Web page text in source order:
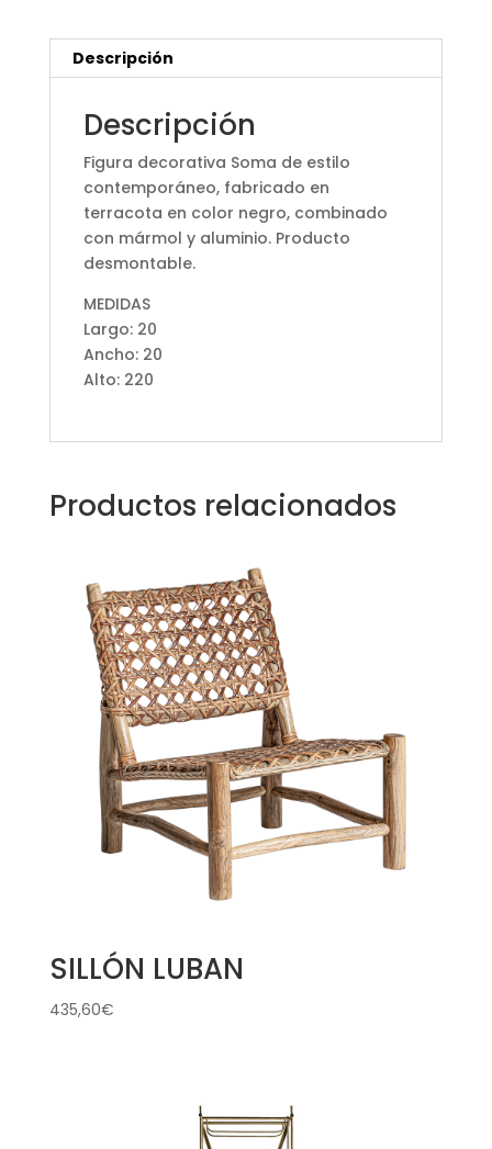
Descripción
Descripción
Figura decorativa Soma de estilo
contemporáneo, fabricado en
terracota en color negro, combinado
con mármol y aluminio. Producto
desmontable.
MEDIDAS
Largo: 20
Ancho: 20
Alto: 220
Productos relacionados
SILLÓN LUBAN
435,60€